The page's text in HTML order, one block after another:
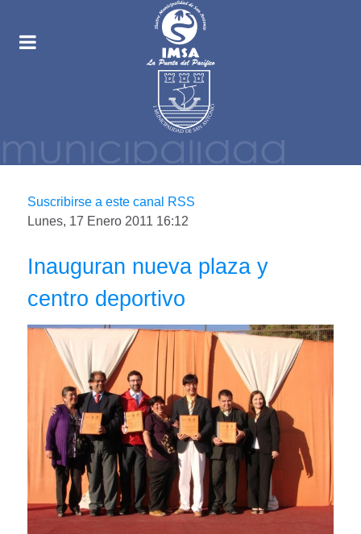
Suscribirse a este canal RSS
Lunes, 17 Enero 2011 16:12
Inauguran nueva plaza y
centro deportivo